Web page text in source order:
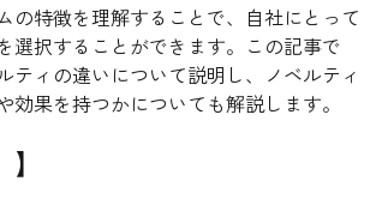
の特徴を理解することで、自社にとって
選択することができます。この記事で
ティの違いについて説明し、ノベルティ
効果を持つかについても解説します。